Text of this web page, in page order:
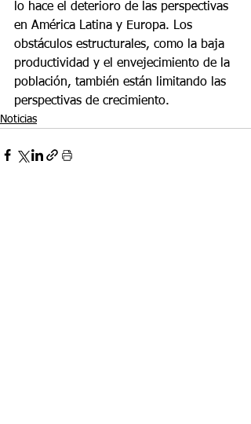
lo hace el deterioro de las perspectivas
en América Latina y Europa. Los
obstáculos estructurales, como la baja
productividad y el envejecimiento de la
población, también están limitando las
perspectivas de crecimiento.
Noticias